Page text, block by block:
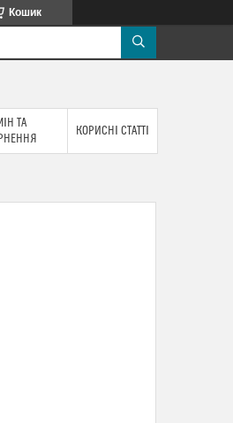
Кошик
ТА
КОРИСНІ СТАТТІ